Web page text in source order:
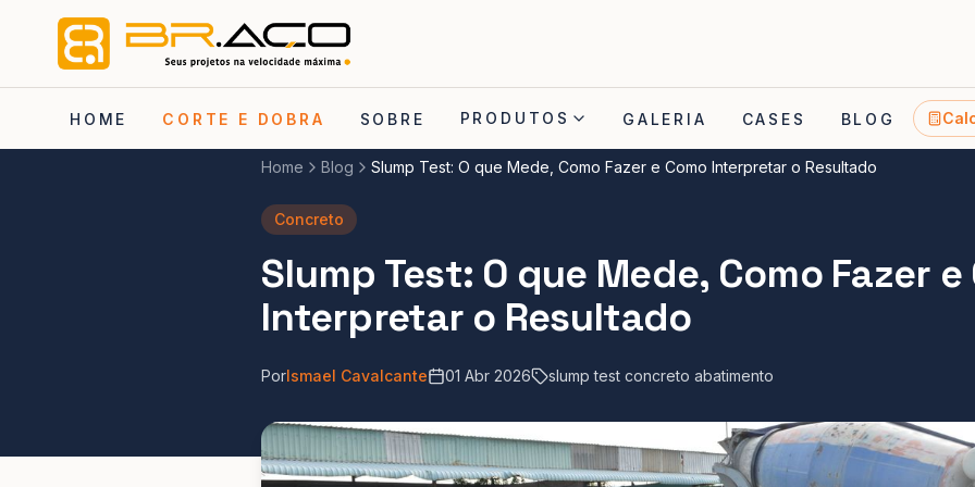
HOME CORTE E DOBRA SOBRE PRODUTOS GALERIA CASES BLOG
Home Blog Slump Test: O que Mede, Como Fazer e Como Interpretar o Resultado
Concreto
Slump Test: O que Mede, Como Fazer e
Interpretar o Resultado
PorIsmael Cavalcante 01 Abr 2026 slump test concreto abatimento